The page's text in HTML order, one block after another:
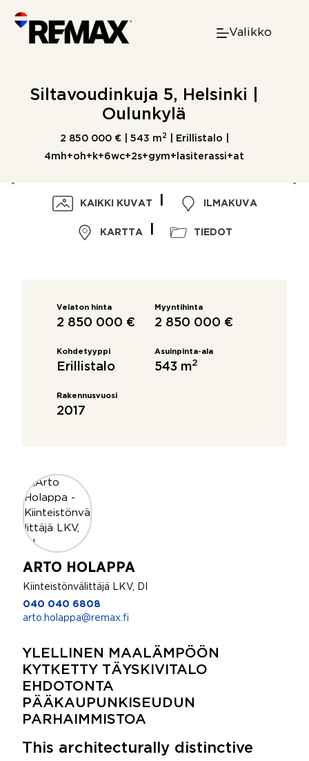
content
Valikko
Siltavoudinkuja 5, Helsinki |
Oulunkylä
2 850 000 € | 543 m 2 | Erillistalo |
4mh+oh+k+6wc+2s+gym+lasiterassi+at
KAIKKI KUVAT ILMAKUVA
KARTTA TIEDOT
Velaton hinta
2 850 000 €
Myyntihinta
2 850 000 €
Kohdetyyppi
Erillistalo
Asuinpinta-ala
543 m2
Rakennusvuosi
2017
ARTO HOLAPPA
Kiinteistönvälittäjä LKV, DI
040 040 6808
arto.holappa@remax.fi
YLELLINEN MAALÄMPÖÖN
KYTKETTY TÄYSKIVITALO
EHDOTONTA
PÄÄKAUPUNKISEUDUN
PARHAIMMISTOA
This architecturally distinctive